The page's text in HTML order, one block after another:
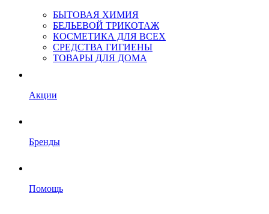
БЫТОВАЯ ХИМИЯ
БЕЛЬЕВОЙ ТРИКОТАЖ
КОСМЕТИКА ДЛЯ ВСЕХ
СРЕДСТВА ГИГИЕНЫ
ТОВАРЫ ДЛЯ ДОМА
Акции
Бренды
Помощь